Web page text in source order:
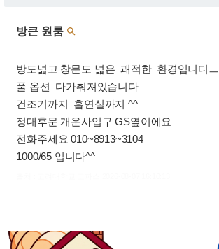
방큰 원룸 
방도넓고 창문도 넓은 괘적한 환경입니디ㅡ
풀 옵션 다가춰져있습니다
건조기까지 흡연실까지 ^^
정대후문 개운사입구 GS옆이에요
전화주세요 010~8913~3104
1000/65 입니다^^